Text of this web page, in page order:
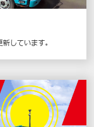
しています。